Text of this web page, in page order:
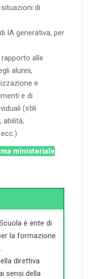
di
IA generativa, per
rapporto alle
alunni,
e
e di
(stili
abilità,
ministeriale
è ente di
la formazione
direttiva
sensi della